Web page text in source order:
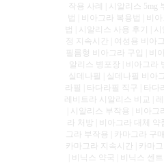
작용 사례 | 시알리스 5mg
법 | 비아그라 복용법 | 비
법 | 시알리스 사용 후기 |
정 지속시간 | 여성용 비아
필름형 비아그라 구입 | 비
알리스 병포장 | 비아그라
실데나필 | 실데나필 비아
라필 | 타다라필 직구 | 타다
레비트라 시알리스 비교 |
| 시알리스 부작용 | 비아
라 처방 | 비아그라 대체
그라 부작용 | 카마그라 구
카마그라 지속시간 | 카마
| 비닉스 약국 | 비닉스 센